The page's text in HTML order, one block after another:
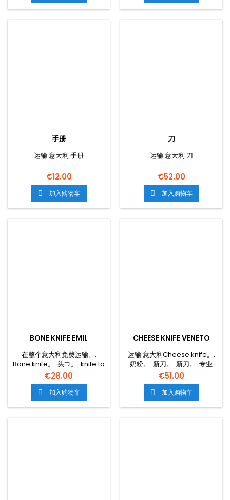
手册
运输 意大利 手册
€12.00
 加入购物车
刀
运输 意大利 刀
€52.00
 加入购物车
BONE KNIFE EMIL
在整个意大利免费运输。.
Bone knife。. 头巾。. knife to
real. knives to real. 无钢弹的
头巾。.
€28.00
 加入购物车
CHEESE KNIFE VENETO
运输 意大利Cheese knife。.
奶粉。. 新刀。. 新刀。. 专业
刀。. 专业博士。. 奶粉。. 奶
粉。.
€51.00
 加入购物车